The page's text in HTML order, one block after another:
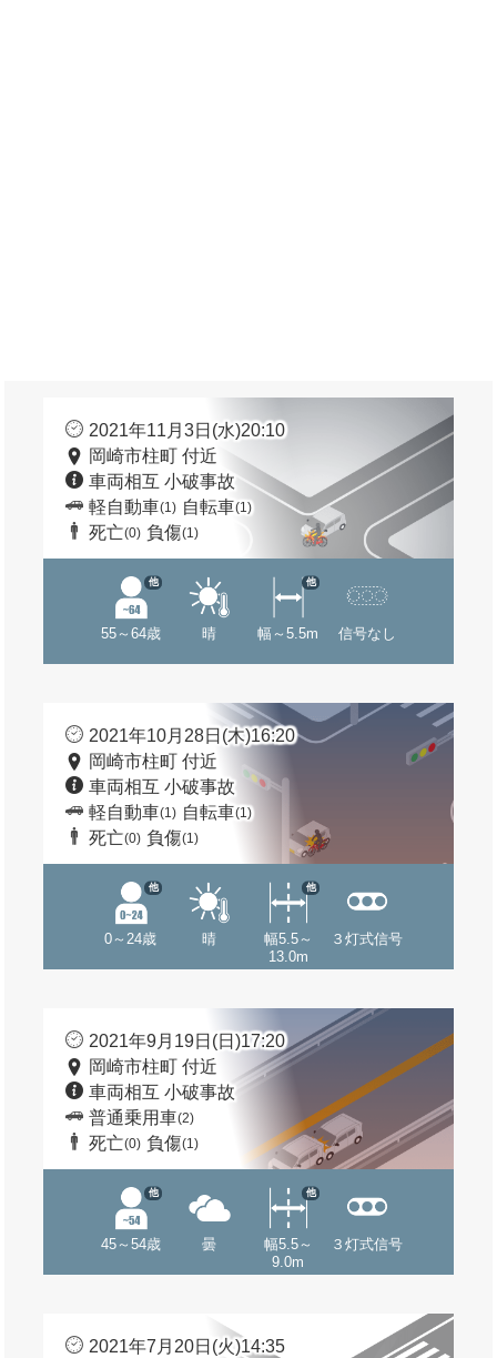
2021年11月3日(水)20:10
岡崎市柱町 付近
車両相互 小破事故
軽自動車(1) 自転車(1)
死亡(0) 負傷(1)
55～64歳
他
晴 幅～5.5m
他
信号なし
2021年10月28日(木)16:20
岡崎市柱町 付近
車両相互 小破事故
軽自動車(1) 自転車(1)
死亡(0) 負傷(1)
0～24歳
他
晴
幅5.5～
13.0m
他
３灯式信号
2021年9月19日(日)17:20
岡崎市柱町 付近
車両相互 小破事故
普通乗用車(2)
死亡(0) 負傷(1)
45～54歳
他
曇
幅5.5～
9.0m
他
３灯式信号
2021年7月20日(火)14:35